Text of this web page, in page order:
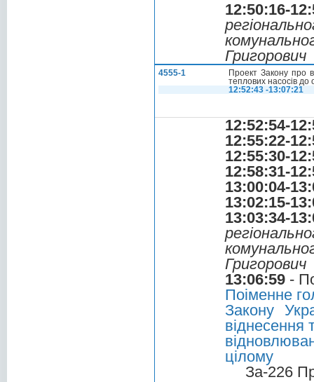
12:50:16-
Григорович
4555-1
Проект Закону про
теплових насосів до
12:52:43 -13:07:21
12:52:54-
12:55:22-
12:55:30-
12:58:31-
13:00:04-
13:02:15-
13:03:34-
Григорович
13:06:59 -
Поіменне
Закону
віднесення
цілому
За-226